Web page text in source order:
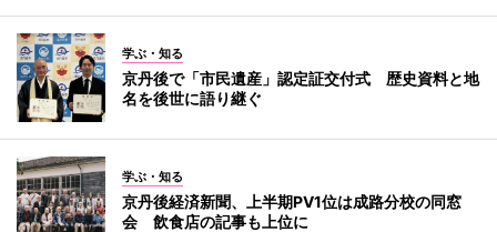
学ぶ・知る
京丹後で「市民遺産」認定証交付式 歴史資料と地
名を後世に語り継ぐ
学ぶ・知る
京丹後経済新聞、上半期PV1位は成路分校の同窓
会 飲食店の記事も上位に